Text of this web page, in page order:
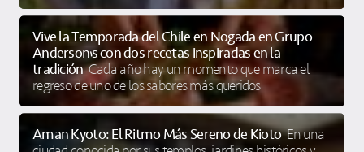
Vive la Temporada del Chile en Nogada en Grupo
Anderson’s con dos recetas inspiradas en la
tradición Cada año hay un momento que marca el
regreso de uno de los sabores más queridos
Aman Kyoto: El Ritmo Más Sereno de Kioto En una